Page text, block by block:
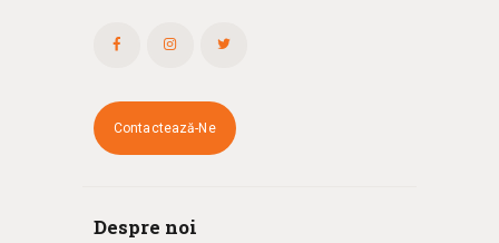
Contactează-Ne
Despre noi